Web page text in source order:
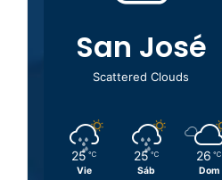
San José
Scattered Clouds
25 ℃
Vie
25 ℃
Sáb
26 ℃
Dom